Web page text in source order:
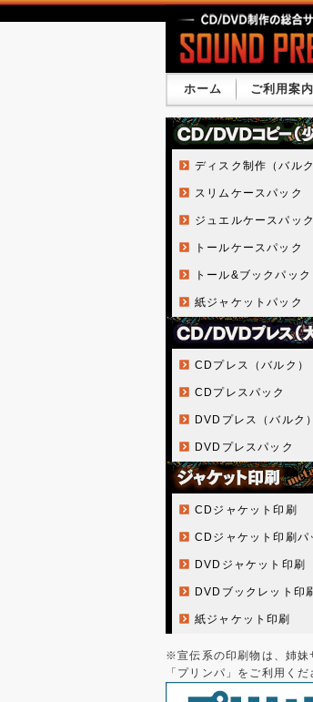
ホーム ご利用案内
ディスク制作（バルク
スリムケースパック
ジュエルケースパック
トールケースパック
トール&ブックパック
紙ジャケットパック
CDプレス（バルク）
CDプレスパック
DVDプレス（バルク）
DVDプレスパック
CDジャケット印刷
CDジャケット印刷パ
DVDジャケット印刷
DVDブックレット印
紙ジャケット印刷
※宣伝系の印刷物は、姉妹
「プリンパ」をご利用くだ